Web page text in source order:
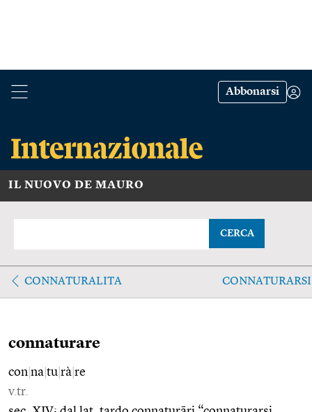
Abbonarsi
IL NUOVO DE MAURO
CERCA
CONNATURALITA CONNATURARSI
connaturare
con na tu rà re
v.tr.